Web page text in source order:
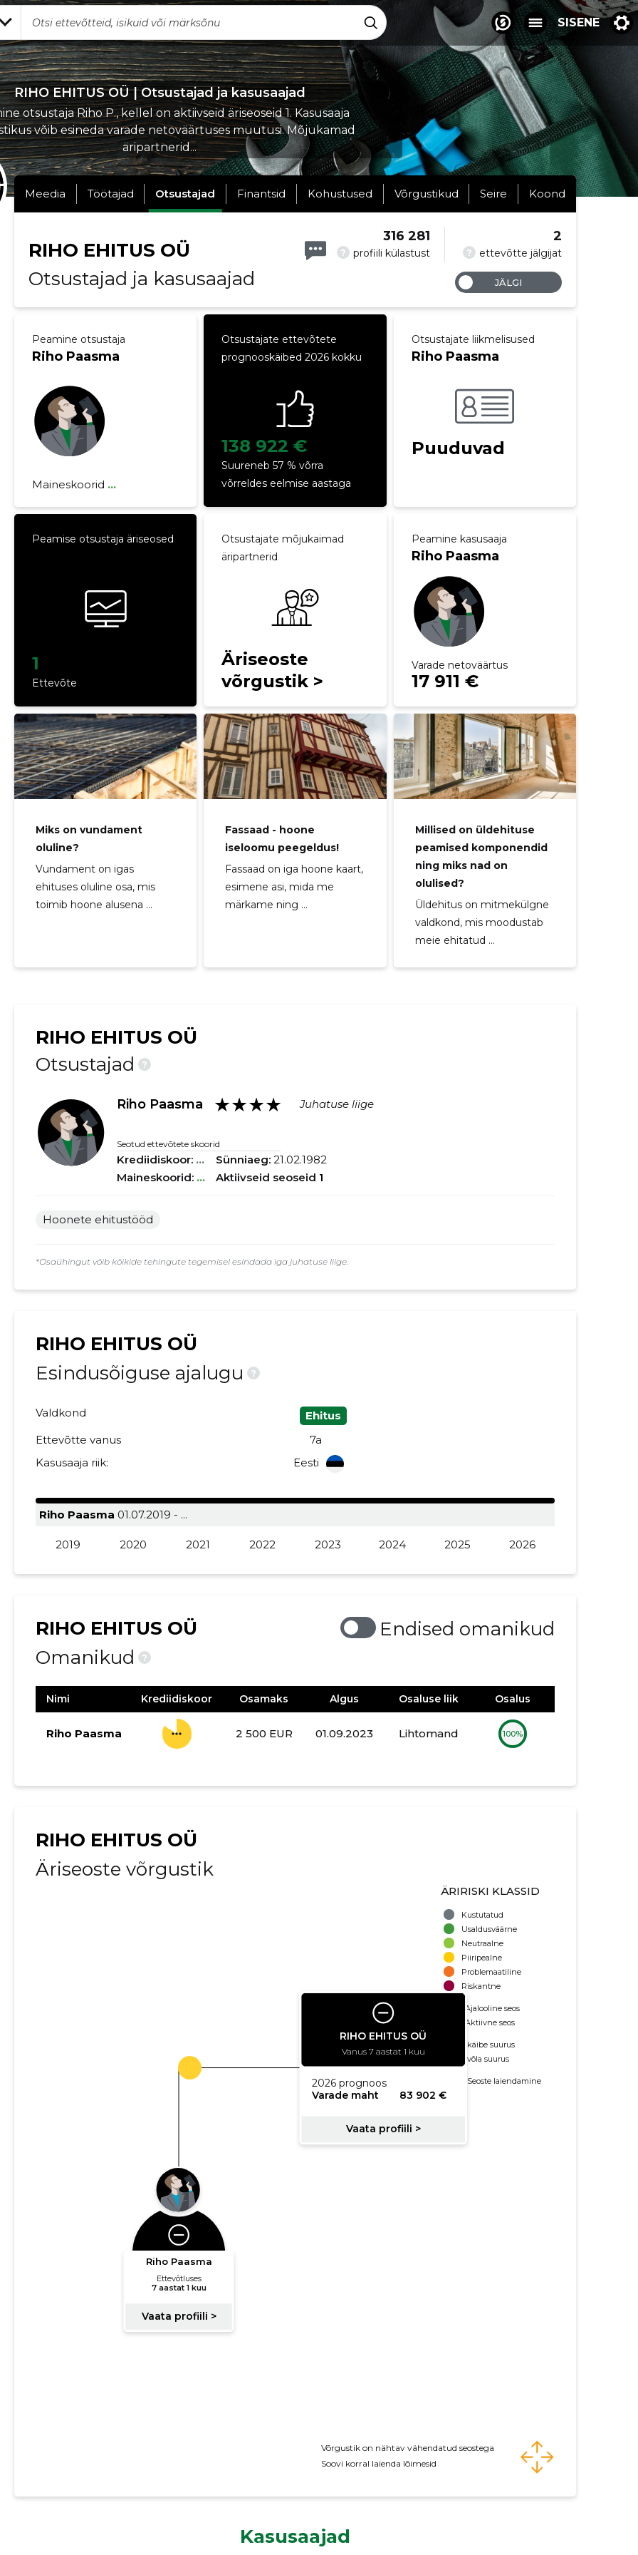
SISENE
RIHO EHITUS OÜ | Otsustajad ja kasusaajad
otsustaja Riho P., kellel on aktiivseid äriseoseid 1. Kasusaaja
võib esineda varade netoväärtuses muutusi. Mõjukamad
äripartnerid...
Meedia Töötajad Otsustajad Finantsid Kohustused Võrgustikud Seire Koond
RIHO EHITUS OÜ
Otsustajad ja kasusaajad
? profiili külastust
316 281
? ettevõtte jälgijat
2
JÄLGI
Peamine otsustaja
Riho Paasma
Maineskoorid ...
Otsustajate ettevõtete
prognooskäibed 2026 kokku
138 922 €
Suureneb 57 % võrra
võrreldes eelmise aastaga
Otsustajate liikmelisused
Riho Paasma
Puuduvad
Peamise otsustaja äriseosed
1
Ettevõte
Otsustajate mõjukaimad
äripartnerid
Äriseoste
võrgustik >
Peamine kasusaaja
Riho Paasma
Varade netoväärtus
17 911 €
Miks on vundament
oluline?
Vundament on igas
ehituses oluline osa, mis
toimib hoone alusena ...
Fassaad - hoone
iseloomu peegeldus!
Fassaad on iga hoone kaart,
esimene asi, mida me
märkame ning ...
Millised on üldehituse
peamised komponendid
ning miks nad on
olulised?
Üldehitus on mitmekülgne
valdkond, mis moodustab
meie ehitatud ...
RIHO EHITUS OÜ
Otsustajad
?
Riho Paasma ★★★★ Juhatuse liige
Seotud ettevõtete skoorid
Krediidiskoor: ...
Maineskoorid: ...
Sünniaeg: 21.02.1982
Aktiivseid seoseid 1
Hoonete ehitustööd
*Osaühingut võib kõikide tehingute tegemisel esindada iga juhatuse liige.
RIHO EHITUS OÜ
Esindusõiguse ajalugu
?
Valdkond
Ehitus
Ettevõtte vanus
7a
Kasusaaja riik:
Eesti
Riho Paasma 01.07.2019 - ...
2019 2020 2021 2022 2023 2024 2025 2026
RIHO EHITUS OÜ
Omanikud
?
Endised omanikud
Nimi Krediidiskoor Osamaks Algus Osaluse liik Osalus
Riho Paasma more_horiz 2 500 EUR 01.09.2023 Lihtomand 100%
RIHO EHITUS OÜ
Äriseoste võrgustik
ÄRIRISKI KLASSID
Kustutatud
Usaldusväärne
Neutraalne
Piiripealne
Problemaatiline
Riskantne
Ajalooline seos
Aktiivne seos
käibe suurus
võla suurus
Seoste laiendamine
Võrgustik on nähtav vähendatud seostega
Soovi korral laienda lõimesid
Kasusaajad